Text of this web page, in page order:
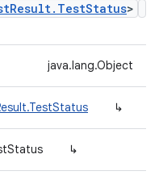
>
java.lang.Object
↳
↳